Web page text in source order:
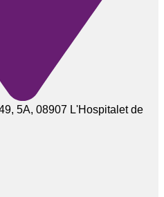
5A, 08907 L'Hospitalet de